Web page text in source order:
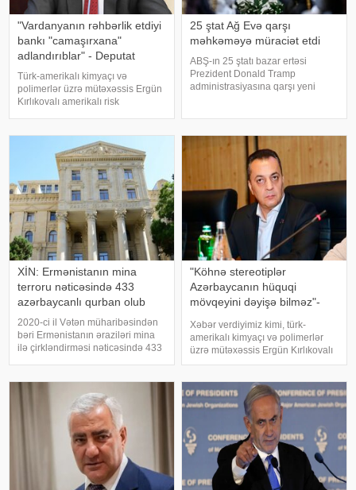
"Vardanyanın rəhbərlik etdiyi
bankı "camaşırxana"
adlandırıblar" - Deputat
Türk-amerikalı kimyaçı və
polimerlər üzrə mütəxəssis Ergün
Kırlıkovalı amerikalı risk
ünvanlayaraq, onun Ruben
Vardanyanı dəstəkləməsini və
Vardanyan həbsdə olduğu
müddətdə Bakıd
25 ştat Ağ Evə qarşı
məhkəməyə müraciət etdi
ABŞ-ın 25 ştatı bazar ertəsi
Prezident Donald Tramp
administrasiyasına qarşı yeni
vergilərini əvəzetmək cəhdi
adlandırıblar
XİN: Ermənistanın mina
terroru nəticəsində 433
azərbaycanlı qurban olub
2020-ci il Vətən müharibəsindən
bəri Ermənistanın əraziləri mina
ilə çirkləndirməsi nəticəsində 433
Nazirliyinin "X" səhifəsində
bildirilib. Son hadisəd
"Köhnə stereotiplər
Azərbaycanın hüquqi
mövqeyini dəyişə bilməz"-
Xəbər verdiyimiz kimi, türk-
amerikalı kimyaçı və polimerlər
üzrə mütəxəssis Ergün Kırlıkovalı
Ruben Vardanyanı dəstəkləməsi
gəlməkdən imtina etməsi ilə
əlaqədar amerikalı risk
tədqiqatçısı v